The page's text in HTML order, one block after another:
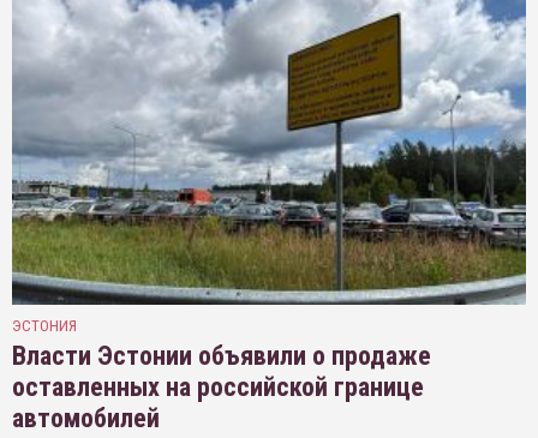
ЭСТОНИЯ
Власти Эстонии объявили о продаже
оставленных на российской границе
автомобилей